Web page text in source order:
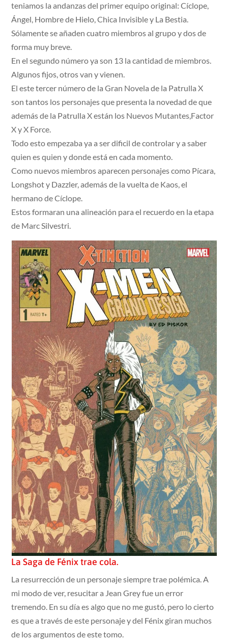
teniamos la andanzas del primer equipo original: Cíclope,
Ángel, Hombre de Hielo, Chica Invisible y La Bestia.
Sólamente se añaden cuatro miembros al grupo y dos de
forma muy breve.
En el segundo número ya son 13 la cantidad de miembros.
Algunos fijos, otros van y vienen.
El este tercer número de la Gran Novela de la Patrulla X
son tantos los personajes que presenta la novedad de que
además de la Patrulla X están los Nuevos Mutantes,Factor
X y X Force.
Todo esto empezaba ya a ser dificil de controlar y a saber
quien es quien y donde está en cada momento.
Como nuevos miembros aparecen personajes como Pícara,
Longshot y Dazzler, además de la vuelta de Kaos, el
hermano de Cíclope.
Estos formaran una alineación para el recuerdo en la etapa
de Marc Silvestri.
La Saga de Fénix trae cola.
La resurrección de un personaje siempre trae polémica. A
mi modo de ver, resucitar a Jean Grey fue un error
tremendo. En su día es algo que no me gustó, pero lo cierto
es que a través de este personaje y del Fénix giran muchos
de los argumentos de este tomo.